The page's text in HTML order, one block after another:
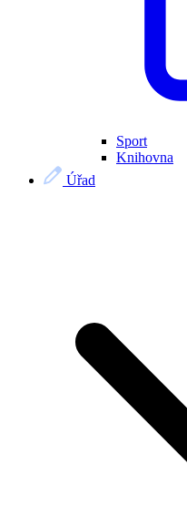
Sport
Knihovna
Úřad